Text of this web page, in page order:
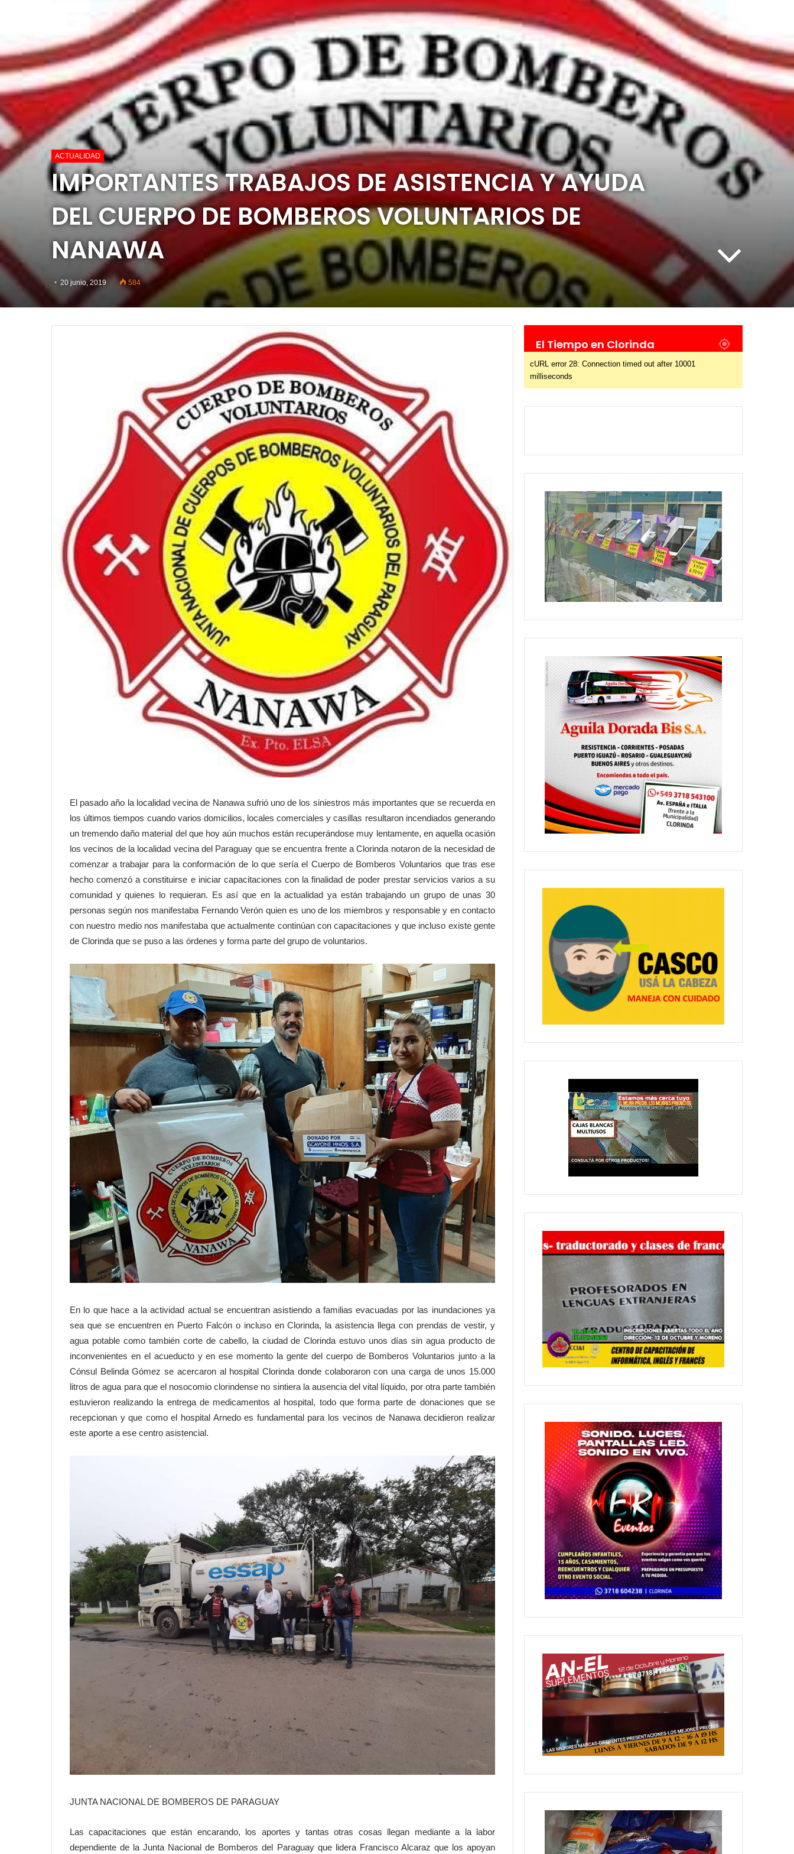
ACTUALIDAD
IMPORTANTES TRABAJOS DE ASISTENCIA Y AYUDA
DEL CUERPO DE BOMBEROS VOLUNTARIOS DE
NANAWA
20 junio, 2019 584
El pasado año la localidad vecina de Nanawa sufrió uno de los siniestros más importantes que se recuerda en
los últimos tiempos cuando varios domicilios, locales comerciales y casillas resultaron incendiados generando
un tremendo daño material del que hoy aún muchos están recuperándose muy lentamente, en aquella ocasión
los vecinos de la localidad vecina del Paraguay que se encuentra frente a Clorinda notaron de la necesidad de
comenzar a trabajar para la conformación de lo que sería el Cuerpo de Bomberos Voluntarios que tras ese
hecho comenzó a constituirse e iniciar capacitaciones con la finalidad de poder prestar servicios varios a su
comunidad y quienes lo requieran. Es así que en la actualidad ya están trabajando un grupo de unas 30
personas según nos manifestaba Fernando Verón quien es uno de los miembros y responsable y en contacto
con nuestro medio nos manifestaba que actualmente continúan con capacitaciones y que incluso existe gente
de Clorinda que se puso a las órdenes y forma parte del grupo de voluntarios.
En lo que hace a la actividad actual se encuentran asistiendo a familias evacuadas por las inundaciones ya
sea que se encuentren en Puerto Falcón o incluso en Clorinda, la asistencia llega con prendas de vestir, y
agua potable como también corte de cabello, la ciudad de Clorinda estuvo unos días sin agua producto de
inconvenientes en el acueducto y en ese momento la gente del cuerpo de Bomberos Voluntarios junto a la
Cónsul Belinda Gómez se acercaron al hospital Clorinda donde colaboraron con una carga de unos 15.000
litros de agua para que el nosocomio clorindense no sintiera la ausencia del vital líquido, por otra parte también
estuvieron realizando la entrega de medicamentos al hospital, todo que forma parte de donaciones que se
recepcionan y que como el hospital Arnedo es fundamental para los vecinos de Nanawa decidieron realizar
este aporte a ese centro asistencial.
JUNTA NACIONAL DE BOMBEROS DE PARAGUAY
Las capacitaciones que están encarando, los aportes y tantas otras cosas llegan mediante a la labor
dependiente de la Junta Nacional de Bomberos del Paraguay que lidera Francisco Alcaraz que los apoyan
El Tiempo en Clorinda
cURL error 28: Connection timed out after 10001
milliseconds